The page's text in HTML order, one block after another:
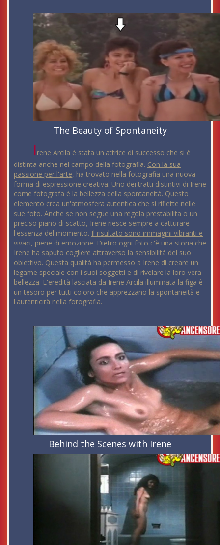
The Beauty of Spontaneity
Irene Arcila è stata un'attrice di successo che si è
distinta anche nel campo della fotografia. Con la sua
passione per l'arte, ha trovato nella fotografia una nuova
forma di espressione creativa. Uno dei tratti distintivi di Irene
come fotografa è la bellezza della spontaneità. Questo
elemento crea un'atmosfera autentica che si riflette nelle
sue foto. Anche se non segue una regola prestabilita o un
preciso piano di scatto, Irene riesce sempre a catturare
l'essenza del momento. Il risultato sono immagini vibranti e
vivaci, piene di emozione. Dietro ogni foto c'è una storia che
Irene ha saputo cogliere attraverso la sensibilità del suo
obiettivo. Questa qualità ha permesso a Irene di creare un
legame speciale con i suoi soggetti e di rivelare la loro vera
bellezza. L'eredità lasciata da Irene Arcila illuminata la figa è
un tesoro per tutti coloro che apprezzano la spontaneità e
l'autenticità nella fotografia.
Behind the Scenes with Irene